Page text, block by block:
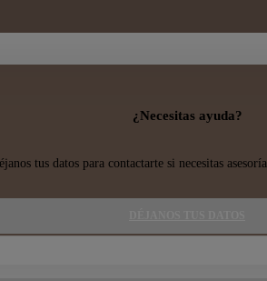
¿Necesitas ayuda?
tus datos para contactarte si necesitas